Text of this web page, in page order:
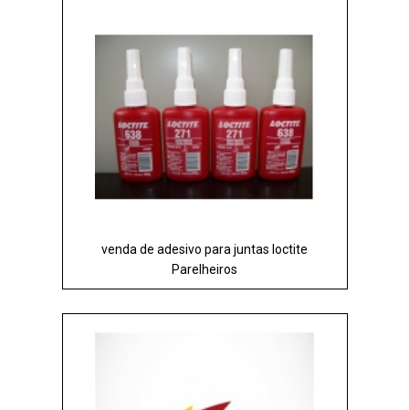
venda de adesivo para juntas loctite
Parelheiros